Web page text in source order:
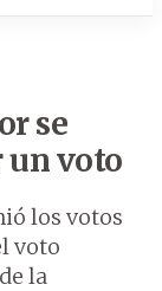
se
un voto
los votos
voto
la